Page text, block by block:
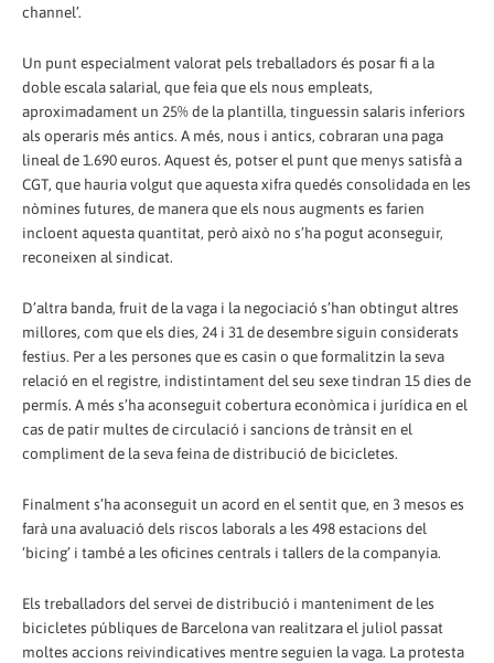
channel’.
Un punt especialment valorat pels treballadors és posar fi a la
doble escala salarial, que feia que els nous empleats,
aproximadament un 25% de la plantilla, tinguessin salaris inferiors
als operaris més antics. A més, nous i antics, cobraran una paga
lineal de 1.690 euros. Aquest és, potser el punt que menys satisfà a
CGT, que hauria volgut que aquesta xifra quedés consolidada en les
nòmines futures, de manera que els nous augments es farien
incloent aquesta quantitat, però això no s’ha pogut aconseguir,
reconeixen al sindicat.
D’altra banda, fruit de la vaga i la negociació s’han obtingut altres
millores, com que els dies, 24 i 31 de desembre siguin considerats
festius. Per a les persones que es casin o que formalitzin la seva
relació en el registre, indistintament del seu sexe tindran 15 dies de
permís. A més s’ha aconseguit cobertura econòmica i jurídica en el
cas de patir multes de circulació i sancions de trànsit en el
compliment de la seva feina de distribució de bicicletes.
Finalment s’ha aconseguit un acord en el sentit que, en 3 mesos es
farà una avaluació dels riscos laborals a les 498 estacions del
‘bicing’ i també a les oficines centrals i tallers de la companyia.
Els treballadors del servei de distribució i manteniment de les
bicicletes públiques de Barcelona van realitzara el juliol passat
moltes accions reivindicatives mentre seguien la vaga. La protesta